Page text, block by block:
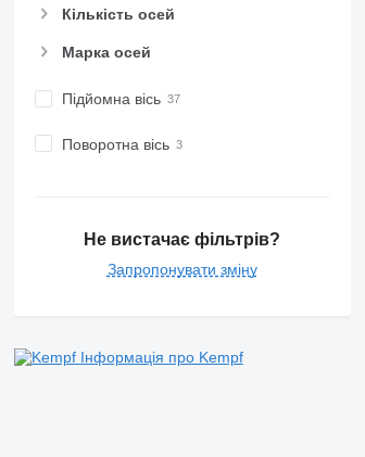
Кількість осей
Марка осей
Підйомна вісь
Поворотна вісь
Не вистачає фільтрів?
Запропонувати зміну
Інформація про Kempf